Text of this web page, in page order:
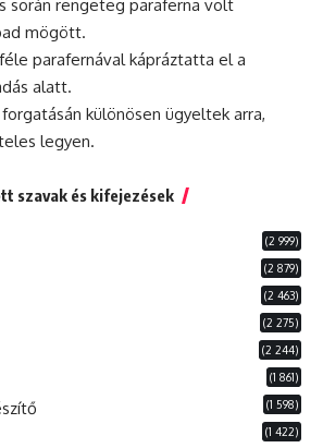
során rengeteg paraferna volt
mögött.
parafernával kápráztatta el a
alatt.
különösen ügyeltek arra,
legyen.
szavak és kifejezések
(2 999)
(2 879)
(2 463)
(2 275)
(2 244)
(1 861)
(1 598)
(1 422)